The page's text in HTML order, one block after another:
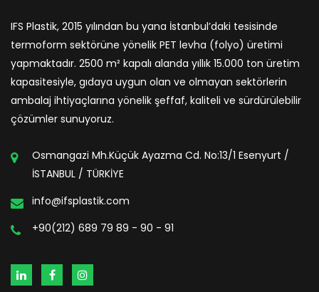
IFS Plastik, 2015 yılından bu yana İstanbul’daki tesisinde
termoform sektörüne yönelik PET levha (folyo) üretimi
yapmaktadır. 2500 m² kapalı alanda yıllık 15.000 ton üretim
kapasitesiyle, gıdaya uygun olan ve olmayan sektörlerin
ambalaj ihtiyaçlarına yönelik şeffaf, kaliteli ve sürdürülebilir
çözümler sunuyoruz.
Osmangazi Mh.Küçük Ayazma Cd. No:13/1 Esenyurt /
İSTANBUL / TÜRKİYE
info@ifsplastik.com
+90(212) 689 79 89 - 90 - 91